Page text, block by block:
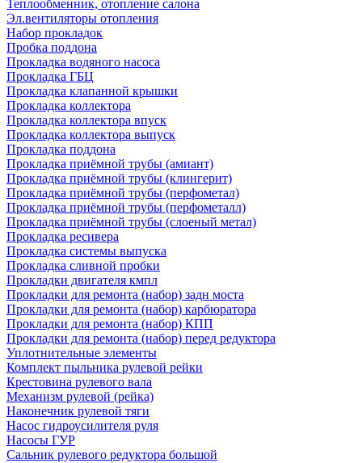
Теплообменник, отопление салона
Эл.вентиляторы отопления
Набор прокладок
Пробка поддона
Прокладка водяного насоса
Прокладка ГБЦ
Прокладка клапанной крышки
Прокладка коллектора
Прокладка коллектора впуск
Прокладка коллектора выпуск
Прокладка поддона
Прокладка приёмной трубы (амиант)
Прокладка приёмной трубы (клингерит)
Прокладка приёмной трубы (перфометал)
Прокладка приёмной трубы (перфометалл)
Прокладка приёмной трубы (слоеный метал)
Прокладка ресивера
Прокладка системы выпуска
Прокладка сливной пробки
Прокладки двигателя кмпл
Прокладки для ремонта (набор) задн моста
Прокладки для ремонта (набор) карбюратора
Прокладки для ремонта (набор) КПП
Прокладки для ремонта (набор) перед редуктора
Уплотнительные элементы
Комплект пыльника рулевой рейки
Крестовина рулевого вала
Механизм рулевой (рейка)
Наконечник рулевой тяги
Насос гидроусилителя руля
Насосы ГУР
Сальник рулевого редуктора большой